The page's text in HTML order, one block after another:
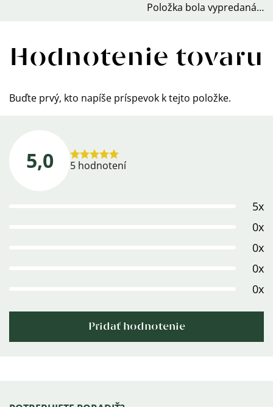
Položka bola vypredaná…
Hodnotenie tovaru
Buďte prvý, kto napíše príspevok k tejto položke.
5,0
Priemerné
5 hodnotení
5x
0x
0x
0x
0x
Pridať hodnotenie